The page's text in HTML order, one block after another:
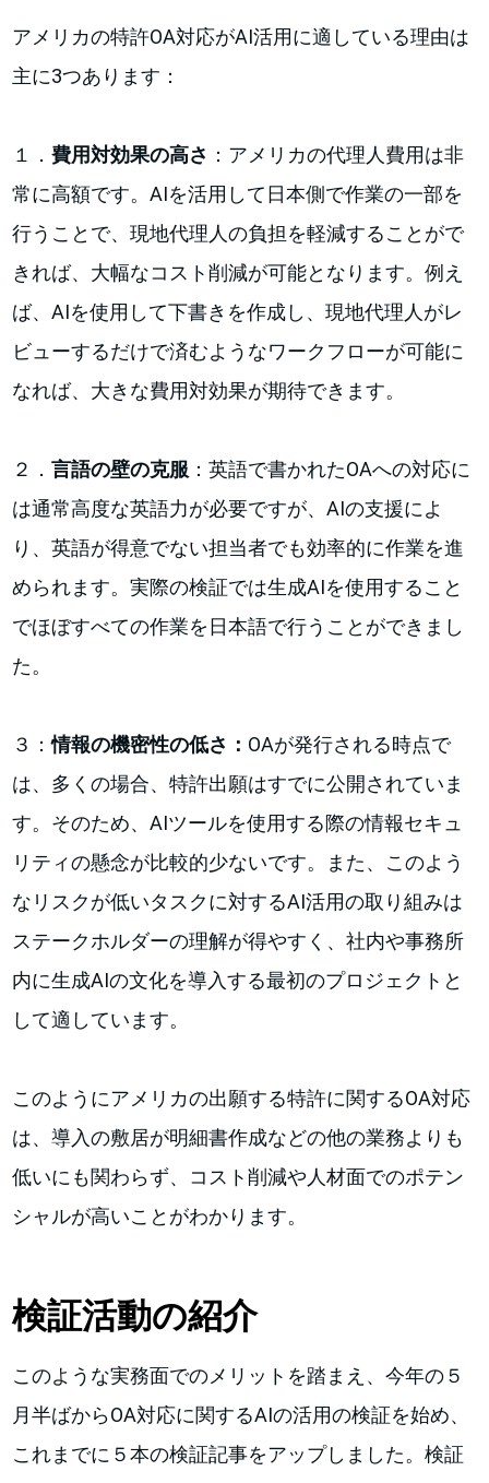
アメリカの特許OA対応がAI活用に適している理由は
主に3つあります：
１．費用対効果の高さ ：アメリカの代理人費用は非
常に高額です。AIを活用して日本側で作業の一部を
行うことで、現地代理人の負担を軽減することがで
きれば、大幅なコスト削減が可能となります。例え
ば、AIを使用して下書きを作成し、現地代理人がレ
ビューするだけで済むようなワークフローが可能に
なれば、大きな費用対効果が期待できます。
２．言語の壁の克服 ：英語で書かれたOAへの対応に
は通常高度な英語力が必要ですが、AIの支援によ
り、英語が得意でない担当者でも効率的に作業を進
められます。実際の検証では生成AIを使用すること
でほぼすべての作業を日本語で行うことができまし
た。
３：情報の機密性の低さ： OAが発行される時点で
は、多くの場合、特許出願はすでに公開されていま
す。そのため、AIツールを使用する際の情報セキュ
リティの懸念が比較的少ないです。また、このよう
なリスクが低いタスクに対するAI活用の取り組みは
ステークホルダーの理解が得やすく、社内や事務所
内に生成AIの文化を導入する最初のプロジェクトと
して適しています。
このようにアメリカの出願する特許に関するOA対応
は、導入の敷居が明細書作成などの他の業務よりも
低いにも関わらず、コスト削減や人材面でのポテン
シャルが高いことがわかります。
検証活動の紹介
このような実務面でのメリットを踏まえ、今年の５
月半ばからOA対応に関するAIの活用の検証を始め、
これまでに５本の検証記事をアップしました。検証